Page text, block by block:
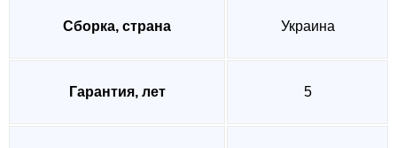
Сборка, страна Украина
Гарантия, лет 5